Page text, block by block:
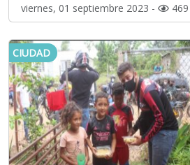
viernes, 01 septiembre 2023 - 469
CIUDAD